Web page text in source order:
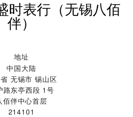
时表行（无锡八佰
伴）‬
地址
中国大陆
无锡市 锡山区
路东亭西段 1号
佰伴中心首层
214101